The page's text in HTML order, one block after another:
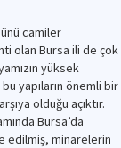
camiler
olan Bursa ili de çok
yüksek
yapıların önemli bir
olduğu açıktır.
Bursa’da
edilmiş, minarelerin